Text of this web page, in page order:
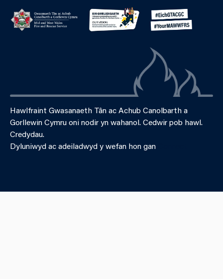
Hawlfraint Gwasanaeth Tân ac Achub Canolbarth a
Gorllewin Cymru oni nodir yn wahanol. Cedwir pob hawl.
Credydau.
Dyluniwyd ac adeiladwyd y wefan hon gan